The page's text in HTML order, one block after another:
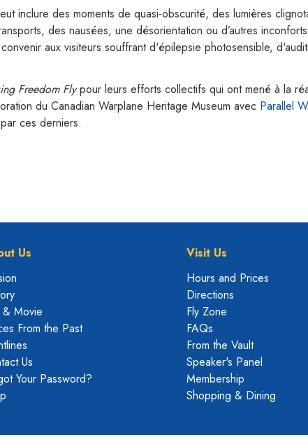
inclure des moments de quasi-obscurité, des lumières
des nausées, une désorientation ou d’autres
aux visiteurs souffrant d'épilepsie photosensible,
Freedom Flypour leurs efforts collectifs qui ont mené à la
du Canadian Warplane Heritage Museum avec Parallel
ces derniers.
Us
& Movie
From the Past
Us
Your Password?
Visit Us
Hours and Prices
Directions
Fly Zone
FAQs
From the Vault
Speaker's Panel
Membership
Shopping & Dining